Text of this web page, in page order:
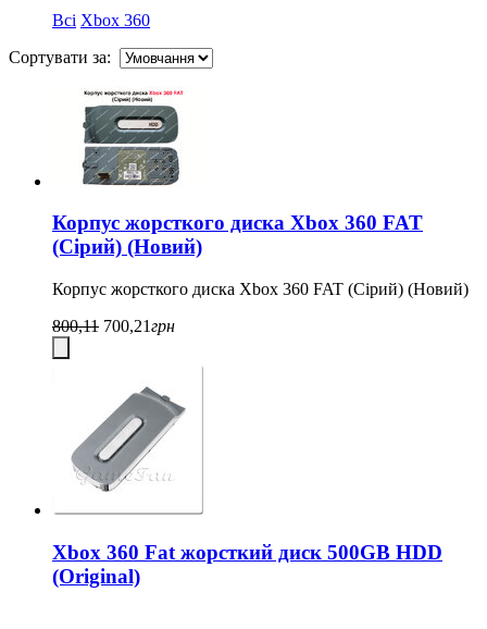
Всі Xbox 360
Сортувати за:
Корпус жорсткого диска Xbox 360 FAT
(Сірий) (Новий)
Корпус жорсткого диска Xbox 360 FAT (Сірий) (Новий)
800,11 700,21грн
Xbox 360 Fat жорсткий диск 500GB HDD
(Original)